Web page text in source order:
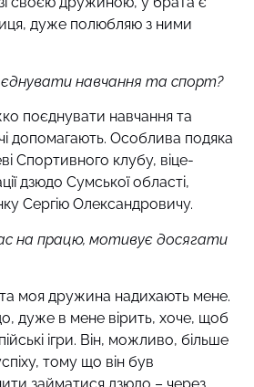
дуже полюбляю з ними
навчання та спорт?
поєднувати навчання та
допомагають. Особлива подяка
Спортивного клубу, віце-
дзюдо Сумської області,
Сергію Олександровичу.
на працю, мотивує досягати
моя дружина надихають мене.
дуже в мене вірить, хоче, щоб
ігри. Він, можливо, більше
тому що він був